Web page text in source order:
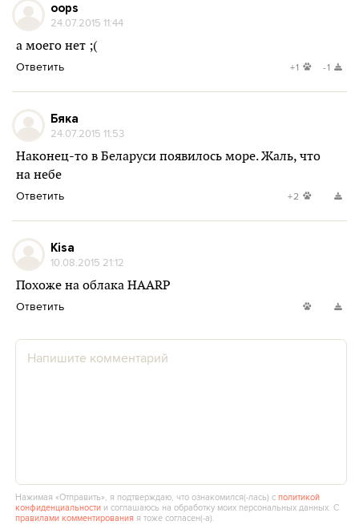
oops
24.07.2015 11:44
а моего нет ;(
Ответить +1 -1
Бяка
24.07.2015 11:53
Наконец-то в Беларуси появилось море. Жаль, что
на небе
Ответить +2
Kisa
10.08.2015 21:12
Похоже на облака HAARP
Ответить
Нажимая «Отправить», я подтверждаю, что ознакомился(‑лась) сполитикой
конфиденциальности и соглашаюсь на обработку моих персональных данных. С
правилами комментирования я тоже согласен(‑а).